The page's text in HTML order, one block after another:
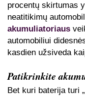
procentų skirtumas
neatitikimų
akumuliatoriaus
automobiliui
kasdien užsiveda
Patikrinkite
Bet kuri baterija turi